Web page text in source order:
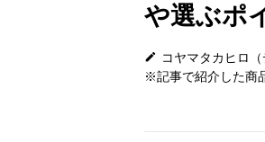
や選ぶポ
コヤマタカヒロ（
※記事で紹介した商